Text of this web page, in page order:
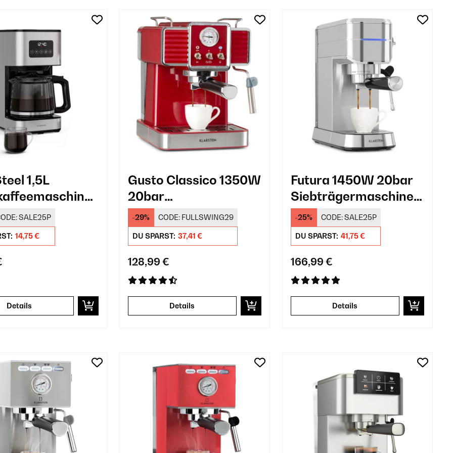
1,5L
Silber
SALE25P
14,75 €
Details
Gusto Classico 1350W
20bar
Siebträgermaschine
Rot
-29% CODE: FULLSWING29
DU SPARST: 37,41 €
128,99 €
Details
Futura 1450W 20bar
Siebträgermaschine
Silber
-25% CODE:SALE25P
DU SPARST: 41,75 €
166,99 €
Details